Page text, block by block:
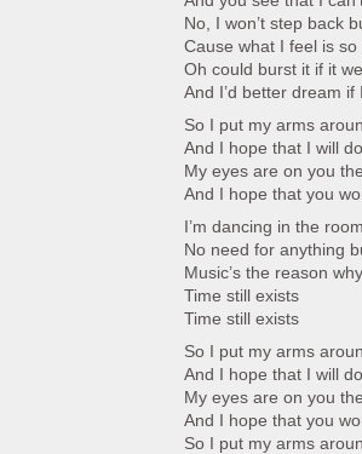
No, I won’t step back
Cause what I feel is
Oh could burst it if it
And I’d better dream
So I put my arms
And I hope that I will
My eyes are on you
And I hope that you
I’m dancing in the
No need for anything
Music’s the reason
Time still exists
Time still exists
So I put my arms
And I hope that I will
My eyes are on you
And I hope that you
So I put my arms